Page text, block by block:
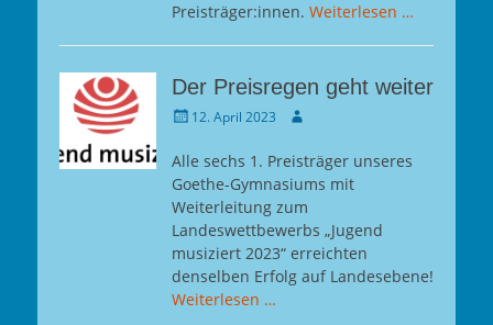
Preisträger:innen. Weiterlesen …
Der Preisregen geht weiter
Gepostet
12. April 2023 Autor
Alle sechs 1. Preisträger unseres
Goethe-Gymnasiums mit
Weiterleitung zum
Landeswettbewerbs „Jugend
musiziert 2023“ erreichten
denselben Erfolg auf Landesebene!
Weiterlesen …